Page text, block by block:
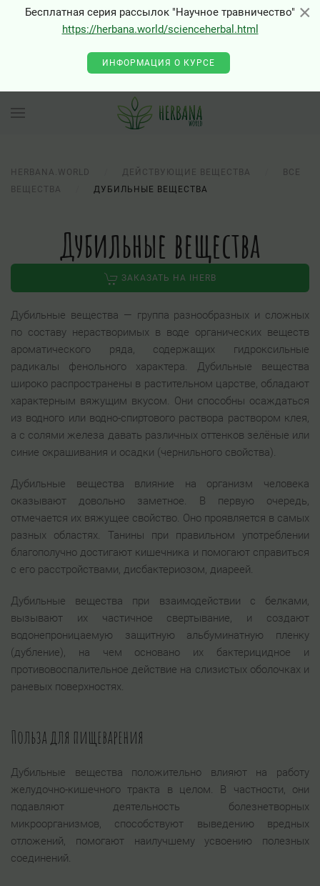
×
Бесплатная серия рассылок "Научное травничество"
https://herbana.world/scienceherbal.html
ИНФОРМАЦИЯ О КУРСЕ
HERBANA.WORLD ДЕЙСТВУЮЩИЕ ВЕЩЕСТВА
ВСЕ
ВЕЩЕСТВА
ДУБИЛЬНЫЕ ВЕЩЕСТВА
Дубильные вещества
ЗАКАЗАТЬ НА IHERB
Дубильные вещества — группа разнообразных и сложных
по составу нерастворимых в воде органических веществ
ароматического ряда, содержащих гидроксильные
радикалы фенольного характера. Дубильные вещества
широко распространены в растительном царстве, обладают
характерным вяжущим вкусом. Они способны осаждаться
из водного или водно-спиртового раствора раствором клея,
а с солями железа давать различных оттенков зелёные или
синие окрашивания и осадки (чернильного свойства).
Дубильные вещества влияние на организм человека
оказывают довольно заметное. В первую очередь,
отмечается их вяжущее свойство. Оно проявляется в самых
разных областях. Танины при правильном употреблении
благополучно достигают кишечника и помогают справиться
с его расстройствами, дисбактериозом, диареей.
Дубильные вещества при взаимодействии с белками,
вызывают их частичное свертывание, и создают
водонепроницаемую защитную альбуминатную пленку
(дубление), на чем основано их бактерицидное и
противовоспалительное действие на слизистых оболочках и
раневых поверхностях.
Польза для пищеварения
Дубильные вещества положительно влияют на работу
желудочно-кишечного тракта в целом. В частности, они
подавляют деятельность болезнетворных
микроорганизмов, способствуют выведению вредных
отложений, помогают наилучшему усвоению полезных
соединений.
×